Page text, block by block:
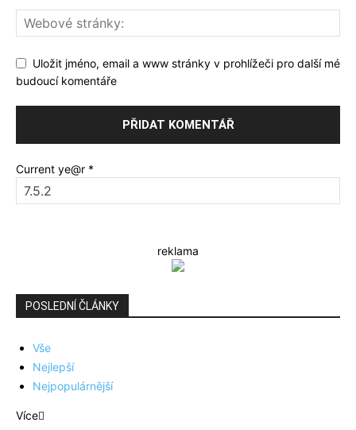
Uložit jméno, email a www stránky v prohlížeči pro další mé
budoucí komentáře
Current ye@r *
reklama
POSLEDNÍ ČLÁNKY
Vše
Nejlepší
Nejpopulárnější
Více